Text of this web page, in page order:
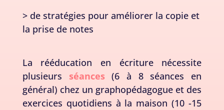
> de stratégies pour améliorer la copie et
la prise de notes
La rééducation en écriture nécessite
plusieurs séances (6 à 8 séances en
général) chez un graphopédagogue et des
exercices quotidiens à la maison (10 -15